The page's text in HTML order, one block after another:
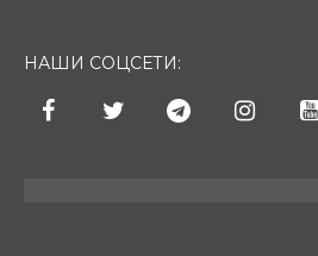
НАШИ СОЦСЕТИ: